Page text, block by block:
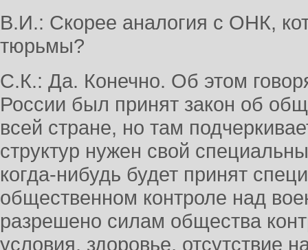
В.И.: Скорее аналогия с ОНК,
тюрьмы?
С.К.: Да. Конечно. Об этом
России был принят закон об
всей стране, но там
структур нужен свой
когда-нибудь будет принят
общественном контроле над
разрешено силам общества
условия, здоровье, отсутствие